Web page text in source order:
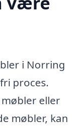
i Norring
proces.
eller
møbler, kan